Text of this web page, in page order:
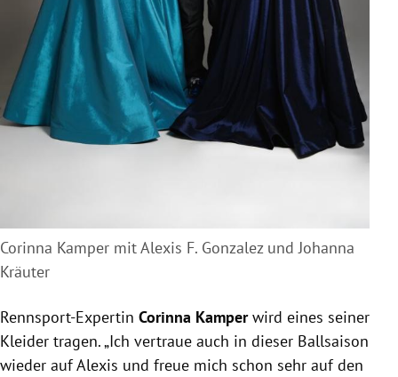
Corinna Kamper mit Alexis F. Gonzalez und Johanna
Kräuter
Rennsport-Expertin Corinna Kamperwird eines seiner
Kleider tragen. „Ich vertraue auch in dieser Ballsaison
wieder auf Alexis und freue mich schon sehr auf den